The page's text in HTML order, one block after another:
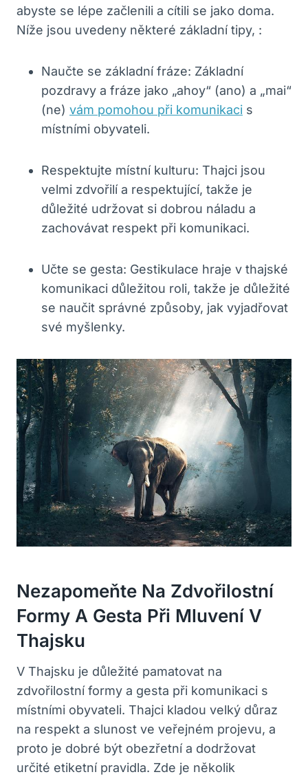
abyste se lépe začlenili a cítili se jako doma.
‌Níže jsou uvedeny některé základní tipy, :
Naučte se základní fráze: Základní
pozdravy ‍a fráze jako „ahoy“ (ano) a „mai“
(ne) vám pomohou při komunikaci s
místními ‍obyvateli.
Respektujte ⁣místní kulturu:⁤ Thajci jsou
velmi zdvořilí a respektující, takže je
⁤důležité udržovat si dobrou náladu a
zachovávat respekt při komunikaci.
Učte se gesta: Gestikulace hraje v thajské
komunikaci důležitou roli, takže je​ důležité
se naučit správné způsoby, jak vyjadřovat
své myšlenky.
Nezapomeňte Na Zdvořilostní⁢
Formy A Gesta Při Mluvení V
Thajsku
V Thajsku je důležité pamatovat na
zdvořilostní formy⁢ a gesta při komunikaci s
⁢místními obyvateli. Thajci kladou‌ velký důraz
na‍ respekt a slunost⁢ ve veřejném projevu, a
proto je dobré​ být obezřetní a dodržovat
určité etiketní pravidla. Zde je ​několik